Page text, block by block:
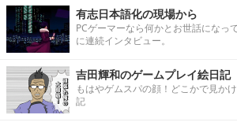
有志日本語化の現場から
PCゲーマーなら何かとお世話になっ
に連続インタビュー。
吉田輝和のゲームプレイ絵日記
もはやゲムスパの顔！どこかで見か
記